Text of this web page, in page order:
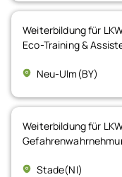
Weiterbildung für
Eco-Training &
Neu-Ulm(BY)
Weiterbildung für
Stade(NI)